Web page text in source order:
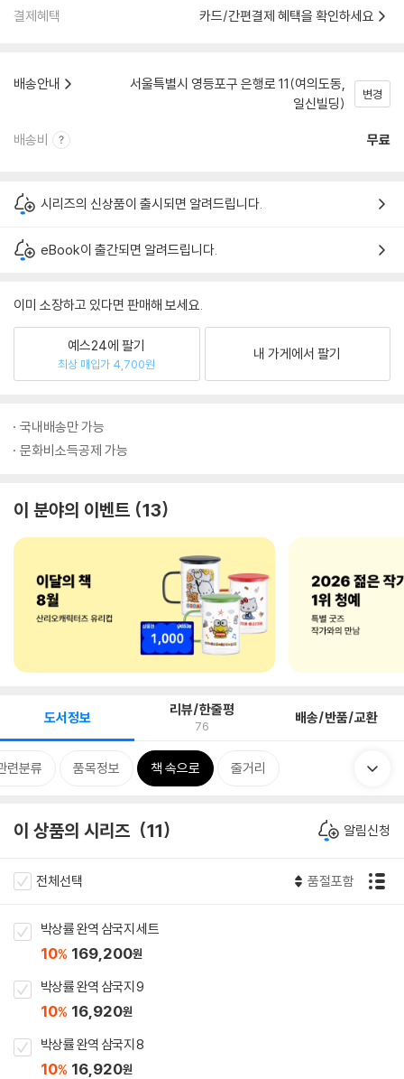
결제혜택 카드/간편결제 혜택을 확인하세요
배송안내
서울특별시 영등포구 은행로 11(여의도동,
일신빌딩)
변경
배송비 무료
시리즈의 신상품이 출시되면 알려드립니다.
eBook이 출간되면 알려드립니다.
이미 소장하고 있다면 판매해 보세요.
예스24에 팔기
최상 매입가 4,700원
내 가게에서 팔기
국내배송만 가능
문화비소득공제 가능
이 분야의 이벤트 13
도서정보 리뷰/한줄평
76 배송/반품/교환
련분류 품목정보 책 속으로 줄거리
이 상품의 시리즈 11 알림신청
전체선택 품절포함
박상률 완역 삼국지 세트
10% 169,200원
박상률 완역 삼국지 9
10% 16,920원
박상률 완역 삼국지 8
10% 16,920원